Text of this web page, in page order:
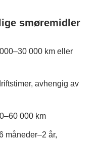
smøremidler
000 km eller
avhengig av
000 km
måneder–2 år,